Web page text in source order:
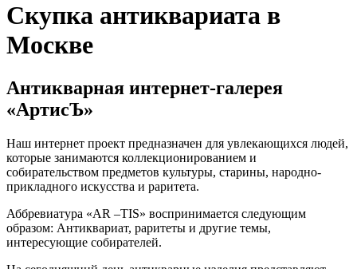
Скупка антиквариата в
Москве
Антикварная интернет-галерея
«АртисЪ»
Наш интернет проект предназначен для увлекающихся людей,
которые занимаются коллекционированием и
собирательством предметов культуры, старины, народно-
прикладного искусства и раритета.
Аббревиатура «AR –TIS» воспринимается следующим
образом: Антиквариат, раритеты и другие темы,
интересующие собирателей.